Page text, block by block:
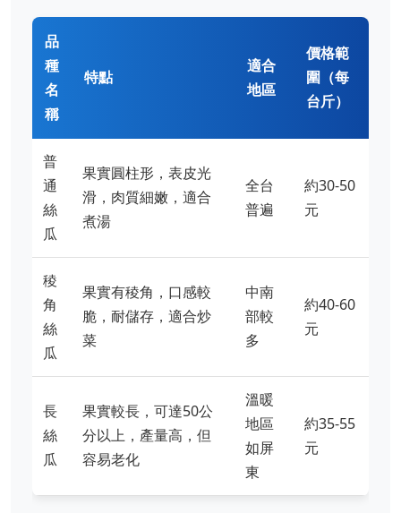
品
種
名
稱
特點
適合
地區
價格範
圍（每
台斤）
普
通
絲
瓜
果實圓柱形，表皮光
滑，肉質細嫩，適合
煮湯
全台
普遍
約30-50
元
稜
角
絲
瓜
果實有稜角，口感較
脆，耐儲存，適合炒
菜
中南
部較
多
約40-60
元
長
絲
瓜
果實較長，可達50公
分以上，產量高，但
容易老化
溫暖
地區
如屏
東
約35-55
元